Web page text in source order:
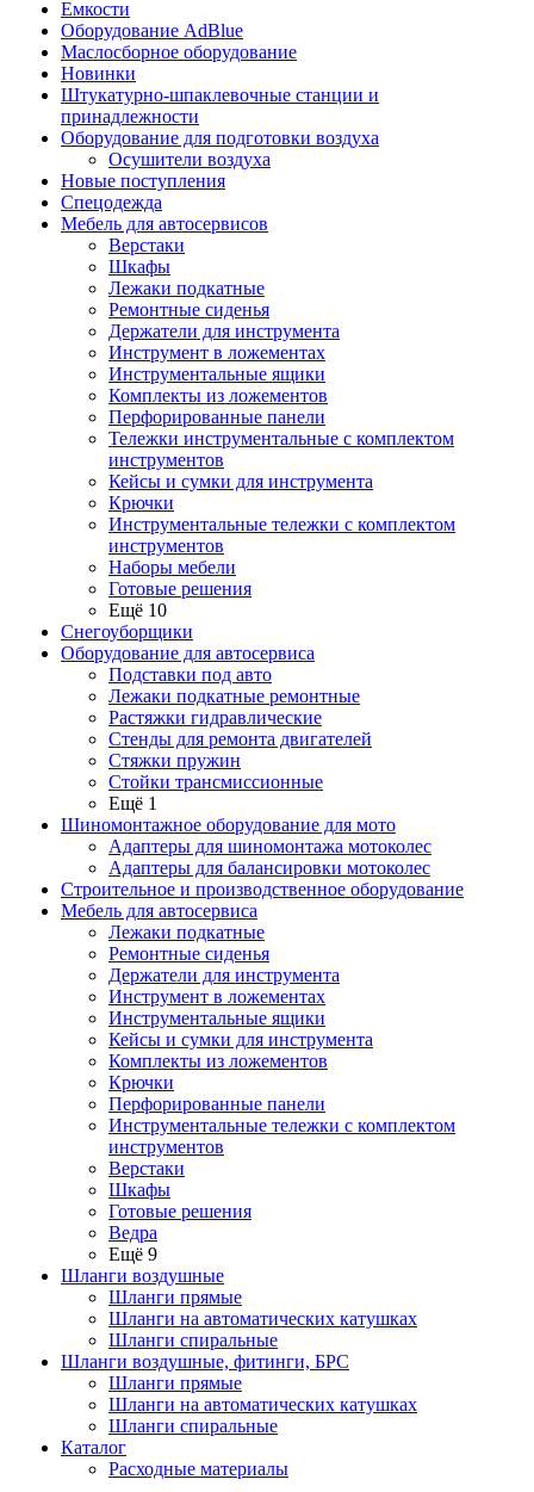
Емкости
Оборудование AdBlue
Маслосборное оборудование
Новинки
Штукатурно-шпаклевочные станции и
принадлежности
Оборудование для подготовки воздуха
Осушители воздуха
Новые поступления
Спецодежда
Мебель для автосервисов
Верстаки
Шкафы
Лежаки подкатные
Ремонтные сиденья
Держатели для инструмента
Инструмент в ложементах
Инструментальные ящики
Комплекты из ложементов
Перфорированные панели
Тележки инструментальные с комплектом
инструментов
Кейсы и сумки для инструмента
Крючки
Инструментальные тележки с комплектом
инструментов
Наборы мебели
Готовые решения
Ещё 10
Снегоуборщики
Оборудование для автосервиса
Подставки под авто
Лежаки подкатные ремонтные
Растяжки гидравлические
Стенды для ремонта двигателей
Стяжки пружин
Стойки трансмиссионные
Ещё 1
Шиномонтажное оборудование для мото
Адаптеры для шиномонтажа мотоколес
Адаптеры для балансировки мотоколес
Строительное и производственное оборудование
Мебель для автосервиса
Лежаки подкатные
Ремонтные сиденья
Держатели для инструмента
Инструмент в ложементах
Инструментальные ящики
Кейсы и сумки для инструмента
Комплекты из ложементов
Крючки
Перфорированные панели
Инструментальные тележки с комплектом
инструментов
Верстаки
Шкафы
Готовые решения
Ведра
Ещё 9
Шланги воздушные
Шланги прямые
Шланги на автоматических катушках
Шланги спиральные
Шланги воздушные, фитинги, БРС
Шланги прямые
Шланги на автоматических катушках
Шланги спиральные
Каталог
Расходные материалы